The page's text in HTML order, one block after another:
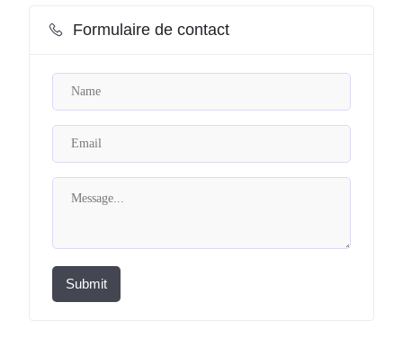
Formulaire de contact
Submit